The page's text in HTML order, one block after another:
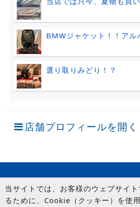
BMWジャケット！！ア
選り取りみどり！？
店舗プロフィールを開く
当サイトでは、お客様のウェブサイ
るために、Cookie（クッキー）を使